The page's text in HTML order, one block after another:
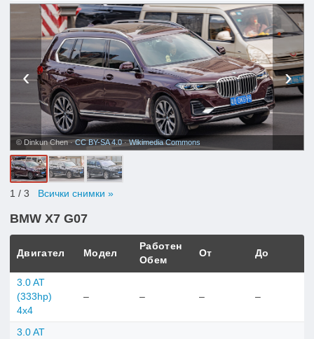
‹ ›
© Dinkun Chen ·CC BY-SA 4.0·Wikimedia Commons
1 / 3 Всички снимки »
BMW X7 G07
Двигател Модел
Работен
Обем
От До
3.0 AT
(333hp)
4x4
– – – –
3.0 AT